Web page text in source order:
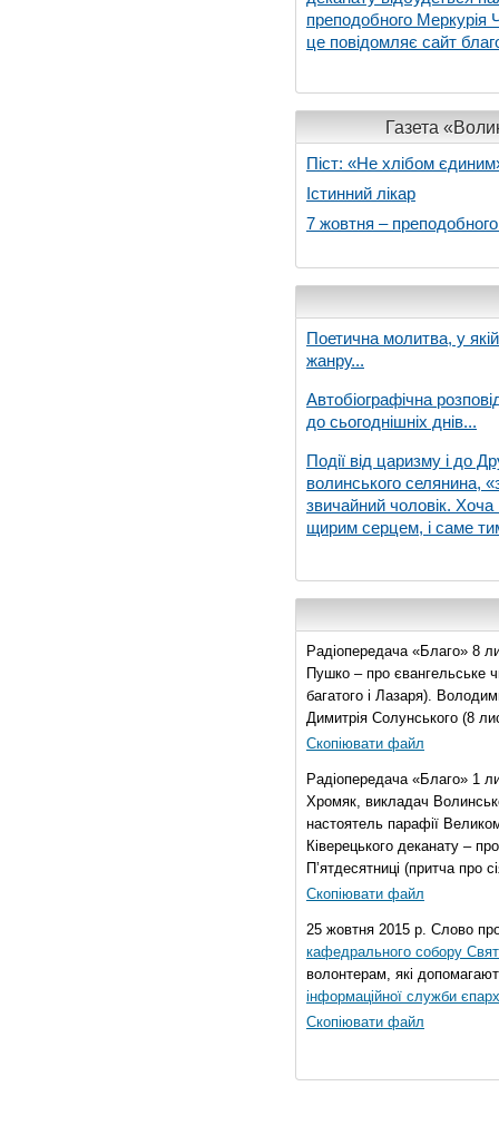
преподобного Меркурія
це повідомляє сайт
Газета
Піст: «Не хлібом
Істинний лікар
7 жовтня –
Поетична молитва, у
жанру...
Автобіографічна
до сьогоднішніх днів...
Події від царизму і до
волинського селянина,
звичайний чоловік. Хоча
щирим серцем, і саме
Радіопередача «Благо» 8
Пушко – про євангельське
багатого і Лазаря).
Димитрія Солунського (8
Скопіювати файл
Радіопередача «Благо» 1
Хромяк, викладач
настоятель парафії
Ківерецького деканату –
П’ятдесятниці (притча про
Скопіювати файл
25 жовтня 2015 р. Слово
кафедрального собору
волонтерам, які
інформаційної служби
Скопіювати файл